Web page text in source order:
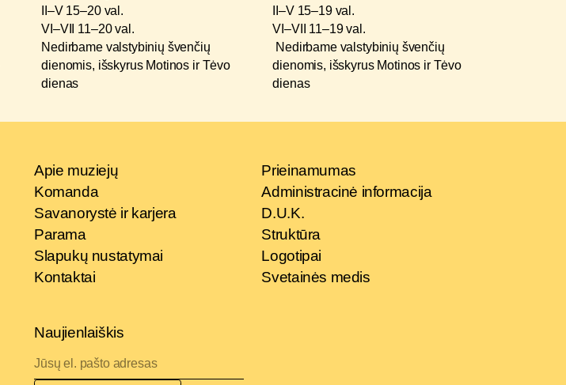
II–V 15–20 val.
VI–VII 11–20 val.
Nedirbame valstybinių švenčių
dienomis, išskyrus Motinos ir Tėvo
dienas
II–V 15–19 val.
VI–VII 11–19 val.
Nedirbame valstybinių švenčių
dienomis, išskyrus Motinos ir Tėvo
dienas
Apie muziejų
Komanda
Savanorystė ir karjera
Parama
Slapukų nustatymai
Kontaktai
Prieinamumas
Administracinė informacija
D.U.K.
Struktūra
Logotipai
Svetainės medis
Naujienlaiškis